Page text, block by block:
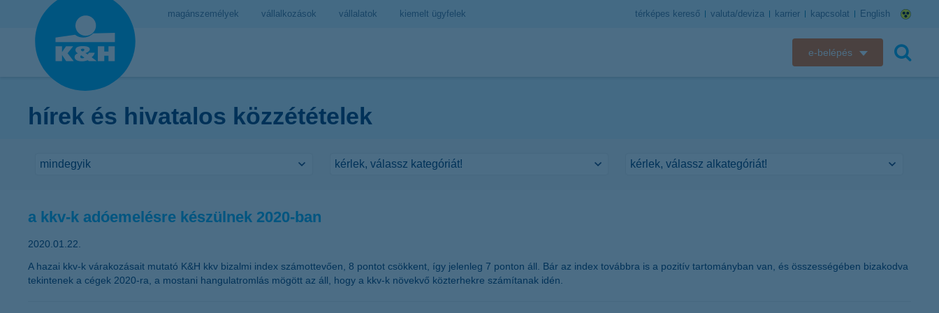
magánszemélyek vállalkozások vállalatok kiemelt ügyfelek térképes kereső valuta/deviza karrier kapcsolat English
e-belépés
hírek és hivatalos közzétételek
a kkv-k adóemelésre készülnek 2020-ban
2020.01.22.
A hazai kkv-k várakozásait mutató K&H kkv bizalmi index számottevően, 8 pontot csökkent, így jelenleg 7 ponton áll. Bár az index továbbra is a pozitív tartományban van, és összességében bizakodva
tekintenek a cégek 2020-ra, a mostani hangulatromlás mögött az áll, hogy a kkv-k növekvő közterhekre számítanak idén.